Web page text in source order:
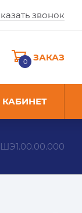
звонок
0 ЗАКАЗ